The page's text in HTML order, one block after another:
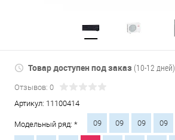
Товар доступен под заказ (10-12 дней)
Отзывов: 0
Артикул: 11100414
Модельный ряд: * 09 09 09 09